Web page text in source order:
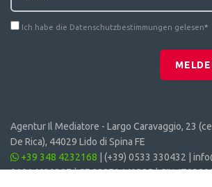
Ich habe die Datenschutzbestimmungen gelesen*
Agentur Il Mediatore - Largo Caravaggio, 23
De Rica), 44029 Lido di Spina FE
+39 348 4232168
(+39) 0533 330432
01014620387 | CF 00870440385 | CIN: